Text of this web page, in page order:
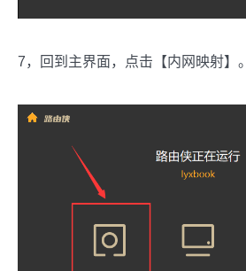
7，回到主界面，点击【内网映射】。